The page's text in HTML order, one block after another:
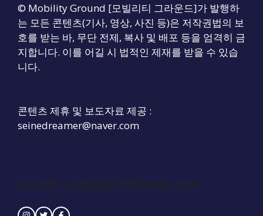
© Mobility Ground [모빌리티 그라운드]가 발행하
는 모든 콘텐츠(기사, 영상, 사진 등)은 저작권법의 보
호를 받는 바, 무단 전제, 복사 및 배포 등을 엄격히 금
지합니다. 이를 어길 시 법적인 제재를 받을 수 있습
니다.
콘텐츠 제휴 및 보도자료 제공 :
seinedreamer@naver.com
Contact : seinedreamer@naver.com